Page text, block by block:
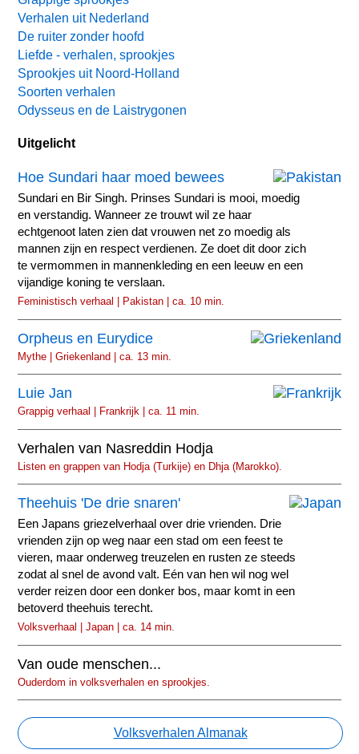
Verhalen uit Nederland
De ruiter zonder hoofd
Liefde - verhalen, sprookjes
Sprookjes uit Noord-Holland
Soorten verhalen
Odysseus en de Laistrygonen
Uitgelicht
Hoe Sundari haar moed bewees
Sundari en Bir Singh. Prinses Sundari is mooi, moedig
en verstandig. Wanneer ze trouwt wil ze haar
echtgenoot laten zien dat vrouwen net zo moedig als
mannen zijn en respect verdienen. Ze doet dit door zich
te vermommen in mannenkleding en een leeuw en een
vijandige koning te verslaan.
Feministisch verhaal | Pakistan | ca. 10 min.
Orpheus en Eurydice
Mythe | Griekenland | ca. 13 min.
Luie Jan
Grappig verhaal | Frankrijk | ca. 11 min.
Verhalen van Nasreddin Hodja
Listen en grappen van Hodja (Turkije) en Dhja (Marokko).
Theehuis 'De drie snaren'
Een Japans griezelverhaal over drie vrienden. Drie
vrienden zijn op weg naar een stad om een feest te
vieren, maar onderweg treuzelen en rusten ze steeds
zodat al snel de avond valt. Eén van hen wil nog wel
verder reizen door een donker bos, maar komt in een
betoverd theehuis terecht.
Volksverhaal | Japan | ca. 14 min.
Van oude menschen...
Ouderdom in volksverhalen en sprookjes.
Volksverhalen Almanak